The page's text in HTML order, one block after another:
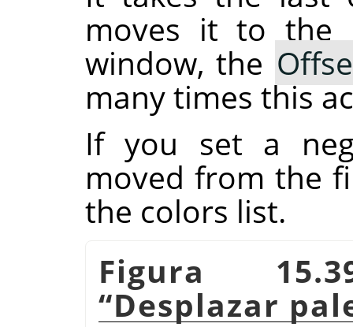
moves it to the
window, the
many times this
If you set a
moved from the
the colors list.
Figura
“Desplazar